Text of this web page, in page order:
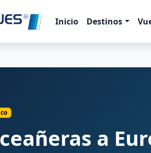
Inicio Destinos
a